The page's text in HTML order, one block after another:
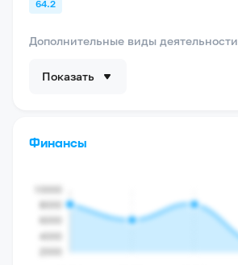
64.2
Дополнительные виды деятельности
Показать
Финансы